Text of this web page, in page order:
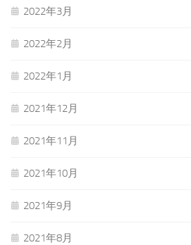
2022年3月
2022年2月
2022年1月
2021年12月
2021年11月
2021年10月
2021年9月
2021年8月